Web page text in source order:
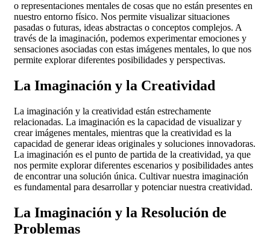
o representaciones mentales de cosas que no están presentes en
nuestro entorno físico. Nos permite visualizar situaciones
pasadas o futuras, ideas abstractas o conceptos complejos. A
través de la imaginación, podemos experimentar emociones y
sensaciones asociadas con estas imágenes mentales, lo que nos
permite explorar diferentes posibilidades y perspectivas.
La Imaginación y la Creatividad
La imaginación y la creatividad están estrechamente
relacionadas. La imaginación es la capacidad de visualizar y
crear imágenes mentales, mientras que la creatividad es la
capacidad de generar ideas originales y soluciones innovadoras.
La imaginación es el punto de partida de la creatividad, ya que
nos permite explorar diferentes escenarios y posibilidades antes
de encontrar una solución única. Cultivar nuestra imaginación
es fundamental para desarrollar y potenciar nuestra creatividad.
La Imaginación y la Resolución de
Problemas